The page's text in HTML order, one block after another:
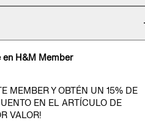
H&M Member
MEMBER Y OBTÉN UN 15% DE
EN EL ARTÍCULO DE
VALOR!